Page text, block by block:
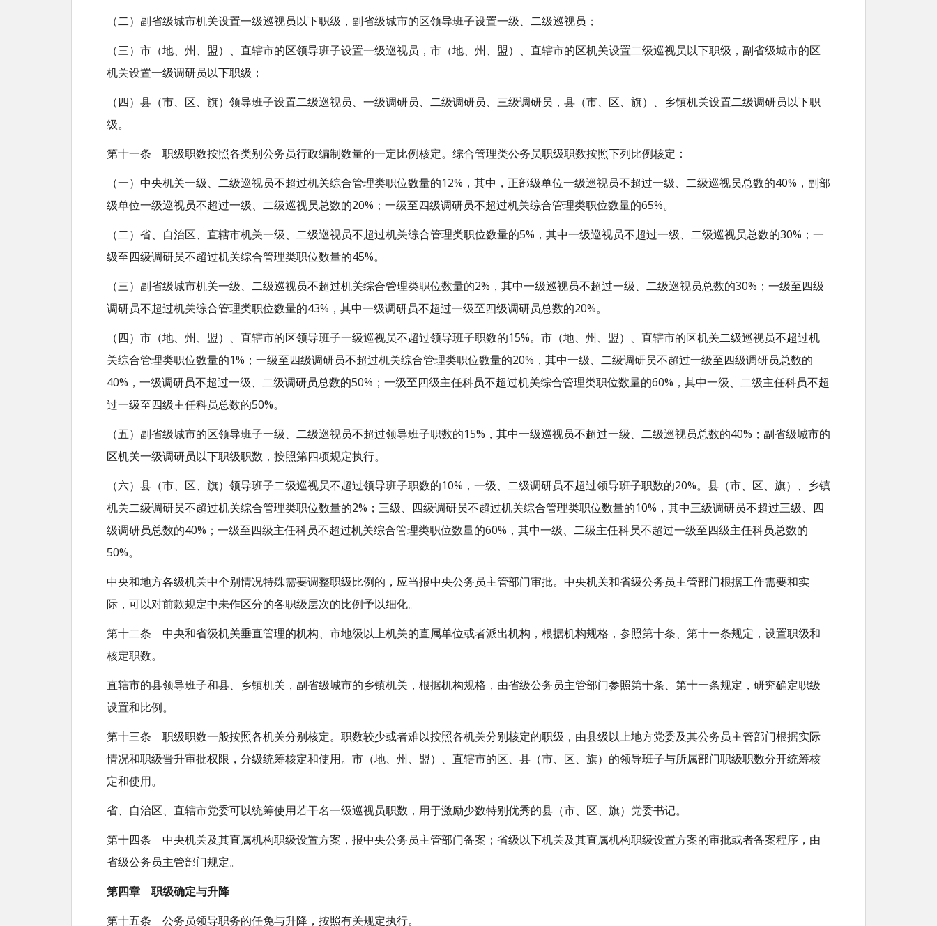
（二）副省级城市机关设置一级巡视员以下职级，副省级城市的区领导班子设置一级、二级巡视员；
（三）市（地、州、盟）、直辖市的区领导班子设置一级巡视员，市（地、州、盟）、直辖市的区机关设置二级巡视员以下职级，副省级城市的区
机关设置一级调研员以下职级；
（四）县（市、区、旗）领导班子设置二级巡视员、一级调研员、二级调研员、三级调研员，县（市、区、旗）、乡镇机关设置二级调研员以下职
级。
第十一条 职级职数按照各类别公务员行政编制数量的一定比例核定。综合管理类公务员职级职数按照下列比例核定：
（一）中央机关一级、二级巡视员不超过机关综合管理类职位数量的12%，其中，正部级单位一级巡视员不超过一级、二级巡视员总数的40%，副部
级单位一级巡视员不超过一级、二级巡视员总数的20%；一级至四级调研员不超过机关综合管理类职位数量的65%。
（二）省、自治区、直辖市机关一级、二级巡视员不超过机关综合管理类职位数量的5%，其中一级巡视员不超过一级、二级巡视员总数的30%；一
级至四级调研员不超过机关综合管理类职位数量的45%。
（三）副省级城市机关一级、二级巡视员不超过机关综合管理类职位数量的2%，其中一级巡视员不超过一级、二级巡视员总数的30%；一级至四级
调研员不超过机关综合管理类职位数量的43%，其中一级调研员不超过一级至四级调研员总数的20%。
（四）市（地、州、盟）、直辖市的区领导班子一级巡视员不超过领导班子职数的15%。市（地、州、盟）、直辖市的区机关二级巡视员不超过机
关综合管理类职位数量的1%；一级至四级调研员不超过机关综合管理类职位数量的20%，其中一级、二级调研员不超过一级至四级调研员总数的
40%，一级调研员不超过一级、二级调研员总数的50%；一级至四级主任科员不超过机关综合管理类职位数量的60%，其中一级、二级主任科员不超
过一级至四级主任科员总数的50%。
（五）副省级城市的区领导班子一级、二级巡视员不超过领导班子职数的15%，其中一级巡视员不超过一级、二级巡视员总数的40%；副省级城市的
区机关一级调研员以下职级职数，按照第四项规定执行。
（六）县（市、区、旗）领导班子二级巡视员不超过领导班子职数的10%，一级、二级调研员不超过领导班子职数的20%。县（市、区、旗）、乡镇
机关二级调研员不超过机关综合管理类职位数量的2%；三级、四级调研员不超过机关综合管理类职位数量的10%，其中三级调研员不超过三级、四
级调研员总数的40%；一级至四级主任科员不超过机关综合管理类职位数量的60%，其中一级、二级主任科员不超过一级至四级主任科员总数的
50%。
中央和地方各级机关中个别情况特殊需要调整职级比例的，应当报中央公务员主管部门审批。中央机关和省级公务员主管部门根据工作需要和实
际，可以对前款规定中未作区分的各职级层次的比例予以细化。
第十二条 中央和省级机关垂直管理的机构、市地级以上机关的直属单位或者派出机构，根据机构规格，参照第十条、第十一条规定，设置职级和
核定职数。
直辖市的县领导班子和县、乡镇机关，副省级城市的乡镇机关，根据机构规格，由省级公务员主管部门参照第十条、第十一条规定，研究确定职级
设置和比例。
第十三条 职级职数一般按照各机关分别核定。职数较少或者难以按照各机关分别核定的职级，由县级以上地方党委及其公务员主管部门根据实际
情况和职级晋升审批权限，分级统筹核定和使用。市（地、州、盟）、直辖市的区、县（市、区、旗）的领导班子与所属部门职级职数分开统筹核
定和使用。
省、自治区、直辖市党委可以统筹使用若干名一级巡视员职数，用于激励少数特别优秀的县（市、区、旗）党委书记。
第十四条 中央机关及其直属机构职级设置方案，报中央公务员主管部门备案；省级以下机关及其直属机构职级设置方案的审批或者备案程序，由
省级公务员主管部门规定。
第四章 职级确定与升降
第十五条 公务员领导职务的任免与升降，按照有关规定执行。